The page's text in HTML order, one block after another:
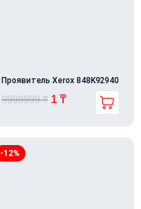
Проявитель Xerox 848K92940
9999999₸ 1 ₸
-12%